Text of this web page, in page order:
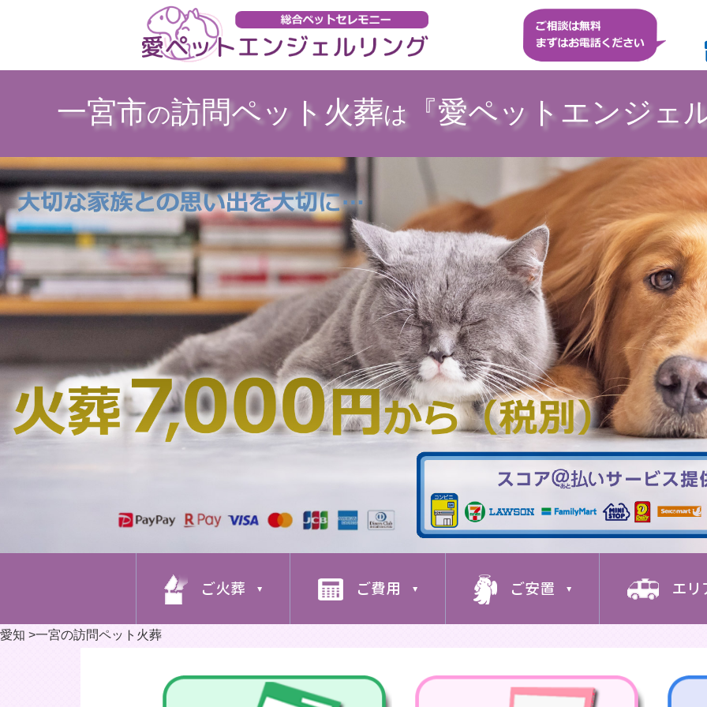
一宮市の訪問ペット火葬は 『愛ペットエンジェ
ご火葬 ご費用 ご安置 エリ
愛知 >一宮の訪問ペット火葬